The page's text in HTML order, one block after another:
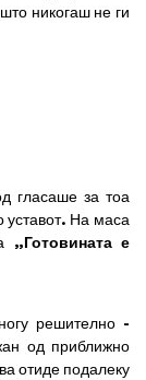
никогаш не ги
гласаше за тоа
уставот. На маса
„Готовината е
решително -
од приближно
отиде подалеку